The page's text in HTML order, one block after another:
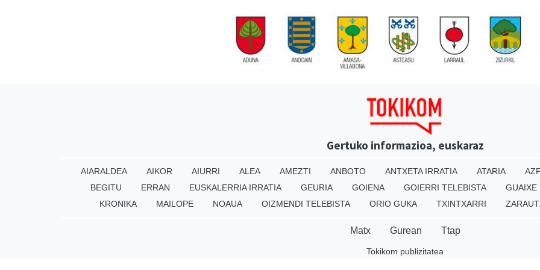
Gertuko informazioa, euskaraz
AIARALDEA AIKOR AIURRI ALEA AMEZTI ANBOTO ANTXETA IRRATIA ATARIA
BEGITU
ERRAN EUSKALERRIA IRRATIA GEURIA GOIENA GOIERRI TELEBISTA
GUAIXE
KRONIKA
MAILOPE NOAUA OIZMENDI TELEBISTA ORIO GUKA TXINTXARRI
Matx Gurean Ttap
Tokikom publizitatea